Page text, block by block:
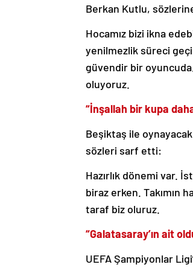
Berkan Kutlu,
Hocamız bizi ikna
yenilmezlik süreci
güvendir bir
oluyoruz.
“İnşallah bir kupa
Beşiktaş ile
sözleri sarf etti:
Hazırlık dönemi var.
biraz erken. Takımın
taraf biz oluruz.
“Galatasaray’ın ait
UEFA Şampiyonlar